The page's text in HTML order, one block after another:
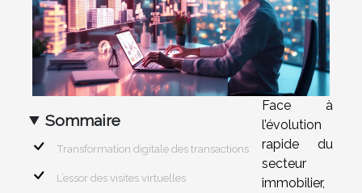
Sommaire
Transformation digitale des transactions
L’essor des visites virtuelles
Face à
l’évolution
rapide du
secteur
immobilier,